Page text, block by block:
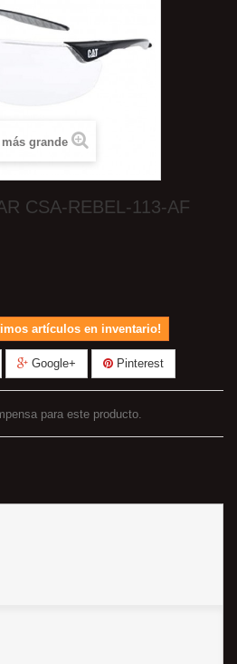
más grande
CSA-REBEL-113-AF
artículos en inventario!
Google+ Pinterest
para este producto.